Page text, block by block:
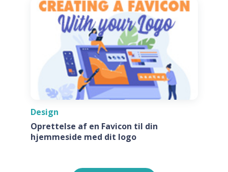
Design
Oprettelse af en Favicon til din
hjemmeside med dit logo